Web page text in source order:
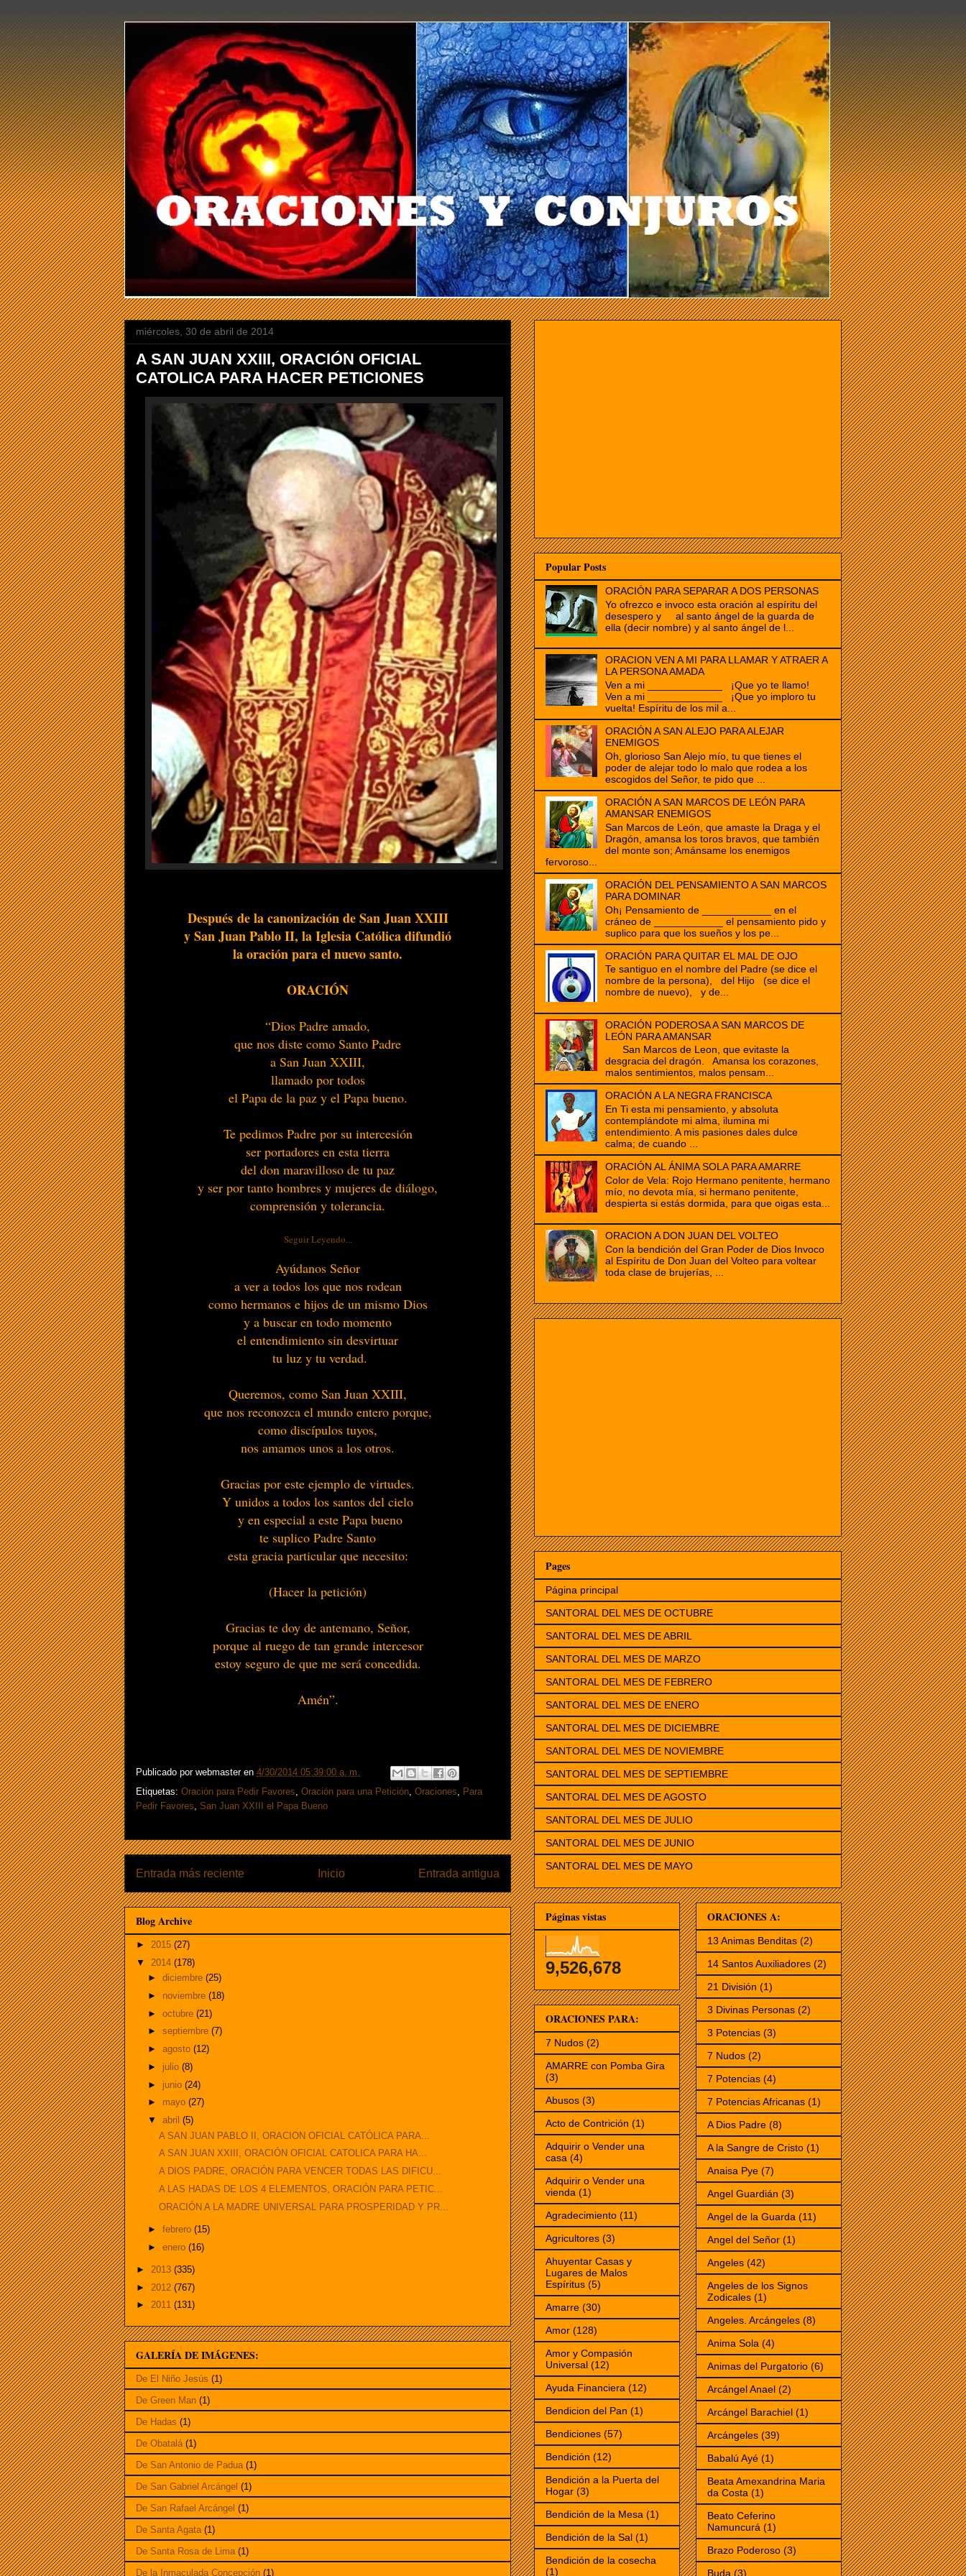
miércoles, 30 de abril de 2014
A SAN JUAN XXIII, ORACIÓN OFICIAL
CATOLICA PARA HACER PETICIONES
Después de la canonización de San Juan XXIII
y San Juan Pablo II, la Iglesia Católica difundió
la oración para el nuevo santo.
ORACIÓN
“Dios Padre amado,
que nos diste como Santo Padre
a San Juan XXIII,
llamado por todos
el Papa de la paz y el Papa bueno.
Te pedimos Padre por su intercesión
ser portadores en esta tierra
del don maravilloso de tu paz
y ser por tanto hombres y mujeres de diálogo,
comprensión y tolerancia.
Seguir Leyendo...
Ayúdanos Señor
a ver a todos los que nos rodean
como hermanos e hijos de un mismo Dios
y a buscar en todo momento
el entendimiento sin desvirtuar
tu luz y tu verdad.
Queremos, como San Juan XXIII,
que nos reconozca el mundo entero porque,
como discípulos tuyos,
nos amamos unos a los otros.
Gracias por este ejemplo de virtudes.
Y unidos a todos los santos del cielo
y en especial a este Papa bueno
te suplico Padre Santo
esta gracia particular que necesito:
(Hacer la petición)
Gracias te doy de antemano, Señor,
porque al ruego de tan grande intercesor
estoy seguro de que me será concedida.
Amén”.
Publicado por webmaster en 4/30/2014 05:39:00 a. m.
Etiquetas: Oración para Pedir Favores, Oración para una Petición, Oraciones, Para
Pedir Favores, San Juan XXIII el Papa Bueno
Entrada más reciente Entrada antigua
Inicio
Blog Archive
► 2015 (27)
▼ 2014 (178)
► diciembre (25)
► noviembre (18)
► octubre (21)
► septiembre (7)
► agosto (12)
► julio (8)
► junio (24)
► mayo (27)
▼ abril (5)
A SAN JUAN PABLO II, ORACION OFICIAL CATÓLICA PARA...
A SAN JUAN XXIII, ORACIÓN OFICIAL CATOLICA PARA HA...
A DIOS PADRE, ORACIÓN PARA VENCER TODAS LAS DIFICU...
A LAS HADAS DE LOS 4 ELEMENTOS, ORACIÓN PARA PETIC...
ORACIÓN A LA MADRE UNIVERSAL PARA PROSPERIDAD Y PR...
► febrero (15)
► enero (16)
► 2013 (335)
► 2012 (767)
► 2011 (131)
GALERÍA DE IMÁGENES:
De El Niño Jesús (1)
De Green Man (1)
De Hadas (1)
De Obatalá (1)
De San Antonio de Padua (1)
De San Gabriel Arcángel (1)
De San Rafael Arcángel (1)
De Santa Agata (1)
De Santa Rosa de Lima (1)
De la Inmaculada Concepción (1)
Popular Posts
ORACIÓN PARA SEPARAR A DOS PERSONAS
Yo ofrezco e invoco esta oración al espíritu del
desespero y al santo ángel de la guarda de
ella (decir nombre) y al santo ángel de l...
ORACION VEN A MI PARA LLAMAR Y ATRAER A
LA PERSONA AMADA
Ven a mi _____________ ¡Que yo te llamo!
Ven a mi _____________ ¡Que yo imploro tu
vuelta! Espíritu de los mil a...
ORACIÓN A SAN ALEJO PARA ALEJAR
ENEMIGOS
Oh, glorioso San Alejo mío, tu que tienes el
poder de alejar todo lo malo que rodea a los
escogidos del Señor, te pido que ...
ORACIÓN A SAN MARCOS DE LEÓN PARA
AMANSAR ENEMIGOS
San Marcos de León, que amaste la Draga y el
Dragón, amansa los toros bravos, que también
del monte son; Amánsame los enemigos
fervoroso...
ORACIÓN DEL PENSAMIENTO A SAN MARCOS
PARA DOMINAR
Oh¡ Pensamiento de ____________ en el
cráneo de ____________ el pensamiento pido y
suplico para que los sueños y los pe...
ORACIÓN PARA QUITAR EL MAL DE OJO
Te santiguo en el nombre del Padre (se dice el
nombre de la persona), del Hijo (se dice el
nombre de nuevo), y de...
ORACIÓN PODEROSA A SAN MARCOS DE
LEÓN PARA AMANSAR
San Marcos de Leon, que evitaste la
desgracia del dragón. Amansa los corazones,
malos sentimientos, malos pensam...
ORACIÓN A LA NEGRA FRANCISCA
En Ti esta mi pensamiento, y absoluta
contemplándote mi alma, ilumina mi
entendimiento. A mis pasiones dales dulce
calma; de cuando ...
ORACIÓN AL ÁNIMA SOLA PARA AMARRE
Color de Vela: Rojo Hermano penitente, hermano
mío, no devota mía, si hermano penitente,
despierta si estás dormida, para que oigas esta...
ORACION A DON JUAN DEL VOLTEO
Con la bendición del Gran Poder de Dios Invoco
al Espíritu de Don Juan del Volteo para voltear
toda clase de brujerías, ...
Pages
Página principal
SANTORAL DEL MES DE OCTUBRE
SANTORAL DEL MES DE ABRIL
SANTORAL DEL MES DE MARZO
SANTORAL DEL MES DE FEBRERO
SANTORAL DEL MES DE ENERO
SANTORAL DEL MES DE DICIEMBRE
SANTORAL DEL MES DE NOVIEMBRE
SANTORAL DEL MES DE SEPTIEMBRE
SANTORAL DEL MES DE AGOSTO
SANTORAL DEL MES DE JULIO
SANTORAL DEL MES DE JUNIO
SANTORAL DEL MES DE MAYO
Páginas vistas
9,526,678
ORACIONES PARA:
7 Nudos (2)
AMARRE con Pomba Gira
(3)
Abusos (3)
Acto de Contrición (1)
Adquirir o Vender una
casa (4)
Adquirir o Vender una
vienda (1)
Agradecimiento (11)
Agricultores (3)
Ahuyentar Casas y
Lugares de Malos
Espíritus (5)
Amarre (30)
Amor (128)
Amor y Compasión
Universal (12)
Ayuda Financiera (12)
Bendicion del Pan (1)
Bendiciones (57)
Bendición (12)
Bendición a la Puerta del
Hogar (3)
Bendición de la Mesa (1)
Bendición de la Sal (1)
Bendición de la cosecha
(1)
ORACIONES A:
13 Animas Benditas (2)
14 Santos Auxiliadores (2)
21 División (1)
3 Divinas Personas (2)
3 Potencias (3)
7 Nudos (2)
7 Potencias (4)
7 Potencias Africanas (1)
A Dios Padre (8)
A la Sangre de Cristo (1)
Anaisa Pye (7)
Angel Guardián (3)
Angel de la Guarda (11)
Angel del Señor (1)
Angeles (42)
Angeles de los Signos
Zodicales (1)
Angeles. Arcángeles (8)
Anima Sola (4)
Animas del Purgatorio (6)
Arcángel Anael (2)
Arcángel Barachiel (1)
Arcángeles (39)
Babalú Ayé (1)
Beata Amexandrina Maria
da Costa (1)
Beato Ceferino
Namuncurá (1)
Brazo Poderoso (3)
Buda (3)